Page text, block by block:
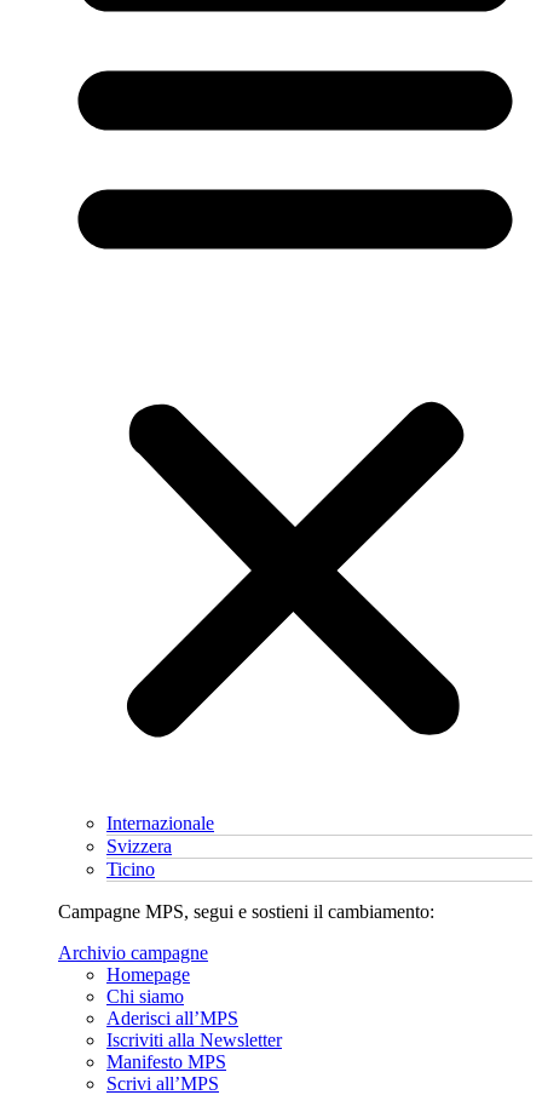
Internazionale
Svizzera
Ticino
Campagne MPS, segui e sostieni il cambiamento:
Archivio campagne
Homepage
Chi siamo
Aderisci all’MPS
Iscriviti alla Newsletter
Manifesto MPS
Scrivi all’MPS